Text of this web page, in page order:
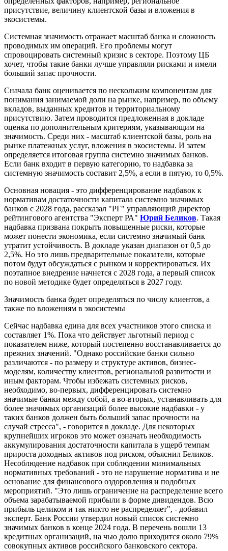
присутствие, величину клиентской базы и вложения в
экосистемы.
Системная значимость отражает масштаб банка и сложность
проводимых им операций. Его проблемы могут
спровоцировать системный кризис в секторе. Поэтому ЦБ
хочет, чтобы такие банки лучше управляли рисками и имели
больший запас прочности.
Сначала банк оценивается по нескольким компонентам для
понимания занимаемой доли на рынке, например, по объему
вкладов, выданных кредитов и территориальному
присутствию. Затем проводится предложенная в докладе
оценка по дополнительным критериям, указывающим на
значимость. Среди них - масштаб клиентской базы, роль на
рынке платежных услуг, вложения в экосистемы. И затем
определяется итоговая группа системно значимых банков.
Если банк входит в первую категорию, то надбавка за
системную значимость составит 2,5%, а если в пятую, то 0,5%.
Основная новация - это дифференцирование надбавок к
нормативам достаточности капитала системно значимых
банков с 2028 года, рассказал "РГ" управляющий директор
рейтингового агентства "Эксперт РА" Юрий Беликов. Такая
надбавка призвана покрыть повышенные риски, которые
может понести экономика, если системно значимый банк
утратит устойчивость. В докладе указан диапазон от 0,5 до
2,5%. Но это лишь предварительные показатели, которые
потом будут обсуждаться с рынком и корректироваться. Их
поэтапное внедрение начнется с 2028 года, а первый список
по новой методике будет определяться в 2027 году.
Значимость банка будет определяться по числу клиентов, а
также по вложениям в экосистемы
Сейчас надбавка едина для всех участников этого списка и
составляет 1%. Пока что действует льготный период с
показателем ниже, который постепенно восстанавливается до
прежних значений. "Однако российские банки сильно
различаются - по размеру и структуре активов, бизнес-
моделям, количеству клиентов, региональной развитости и
иным факторам. Чтобы избежать системных рисков,
необходимо, во-первых, дифференцировать системно
значимые банки между собой, а во-вторых, устанавливать для
более значимых организаций более высокие надбавки - у
таких банков должен быть больший запас прочности на
случай стресса", - говорится в докладе. Для некоторых
крупнейших игроков это может означать необходимость
аккумулирования достаточности капитала в ущерб темпам
прироста доходных активов под риском, объяснил Беликов.
Несоблюдение надбавок при соблюдении минимальных
нормативных требований - это не нарушение норматива и не
основание для финансового оздоровления и подобных
мероприятий. "Это лишь ограничение на распределение всего
объема зарабатываемой прибыли в форме дивидендов. Всю
прибыль целиком и так никто не распределяет", - добавил
эксперт. Банк России утвердил новый список системно
значимых банков в конце 2024 года. В перечень вошли 13
кредитных организаций, на чью долю приходится около 79%
совокупных активов российского банковского сектора.